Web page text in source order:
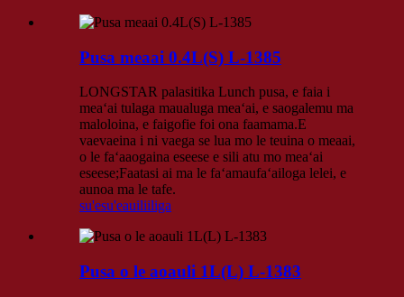
Pusa meaai 0.4L(S) L-1385
LONGSTAR palasitika Lunch pusa, e faia i
meaʻai tulaga maualuga meaʻai, e saogalemu ma
maloloina, e faigofie foi ona faamama.E
vaevaeina i ni vaega se lua mo le teuina o meaai,
o le faʻaaogaina eseese e sili atu mo meaʻai
eseese;Faatasi ai ma le faʻamaufaʻailoga lelei, e
aunoa ma le tafe.
su'esu'eauiliiliga
Pusa o le aoauli 1L(L) L-1383